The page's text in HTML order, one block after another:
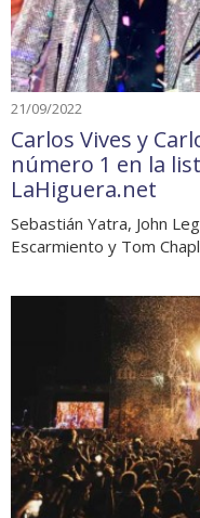
21/09/2022
Carlos Vives y
número 1 en la
LaHiguera.net
Sebastián Yatra, John
Escarmiento y Tom